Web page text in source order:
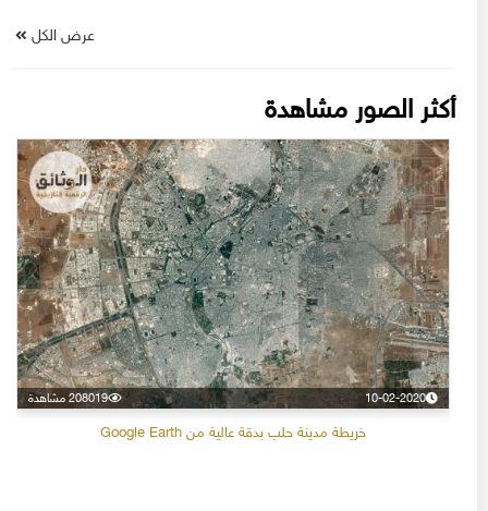
عرض الكل
أكثر الصور مشاهدة
10-02-2020 208019 مشاهدة
خريطة مدينة حلب بدقة عالية من Google Earth